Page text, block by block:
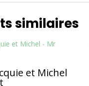
similaires
et Michel